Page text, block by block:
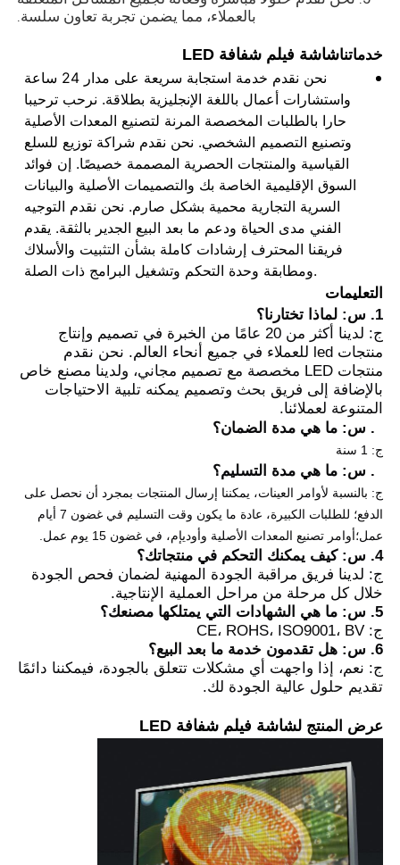
بالعملاء، مما يضمن تجربة تعاون سلسة.
خدماتناشاشة فيلم شفافة LED
نحن نقدم خدمة استجابة سريعة على مدار 24 ساعة
واستشارات أعمال باللغة الإنجليزية بطلاقة. نرحب ترحيبا
حارا بالطلبات المخصصة المرنة لتصنيع المعدات الأصلية
وتصنيع التصميم الشخصي. نحن نقدم شراكة توزيع للسلع
القياسية والمنتجات الحصرية المصممة خصيصًا. إن فوائد
السوق الإقليمية الخاصة بك والتصميمات الأصلية والبيانات
السرية التجارية محمية بشكل صارم. نحن نقدم التوجيه
الفني مدى الحياة ودعم ما بعد البيع الجدير بالثقة. يقدم
فريقنا المحترف إرشادات كاملة بشأن التثبيت والأسلاك
ومطابقة وحدة التحكم وتشغيل البرامج ذات الصلة.
التعليمات
1. س: لماذا تختارنا؟
ج: لدينا أكثر من 20 عامًا من الخبرة في تصميم وإنتاج
منتجات led للعملاء في جميع أنحاء العالم. نحن نقدم
منتجات LED مخصصة مع تصميم مجاني، ولدينا مصنع خاص
بالإضافة إلى فريق بحث وتصميم يمكنه تلبية الاحتياجات
المتنوعة لعملائنا.
ج: 1 سنة
ج: بالنسبة لأوامر العينات، يمكننا إرسال المنتجات بمجرد أن نحصل على
الدفع؛ للطلبات الكبيرة، عادة ما يكون وقت التسليم في غضون 7 أيام
عمل؛أوامر تصنيع المعدات الأصلية وأوديإم، في غضون 15 يوم عمل.
4. س: كيف يمكنك التحكم في منتجاتك؟
ج: لدينا فريق مراقبة الجودة المهنية لضمان فحص الجودة
خلال كل مرحلة من مراحل العملية الإنتاجية.
5. س: ما هي الشهادات التي يمتلكها مصنعك؟
ج: CE، ROHS، ISO9001، BV
6. س: هل تقدمون خدمة ما بعد البيع؟
ج: نعم، إذا واجهت أي مشكلات تتعلق بالجودة، فيمكننا دائمًا
تقديم حلول عالية الجودة لك.
عرض المنتج لشاشة فيلم شفافة LED